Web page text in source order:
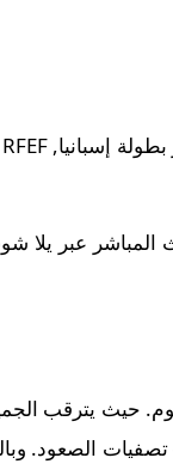
المباشر عبر يلا
حيث يترقب
.